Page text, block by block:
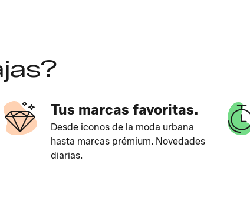
Tus marcas favoritas.
Desde iconos de la moda urbana
hasta marcas prémium. Novedades
diarias.